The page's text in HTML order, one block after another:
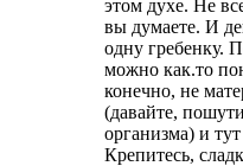
этом духе. Не
вы думаете. И
одну гребенку.
можно как.то
конечно, не
(давайте,
организма) и
Крепитесь,